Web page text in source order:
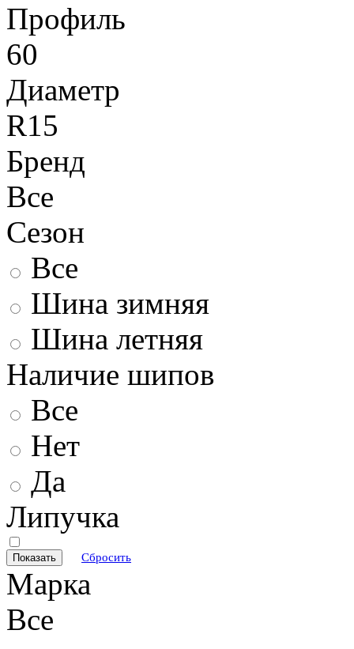
Профиль
60
Диаметр
R15
Бренд
Все
Сезон
Все
Шина зимняя
Шина летняя
Наличие шипов
Все
Нет
Да
Липучка
Сбросить
Марка
Все